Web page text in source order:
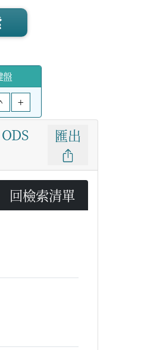
盤
+
ODS 匯出
回檢索清單